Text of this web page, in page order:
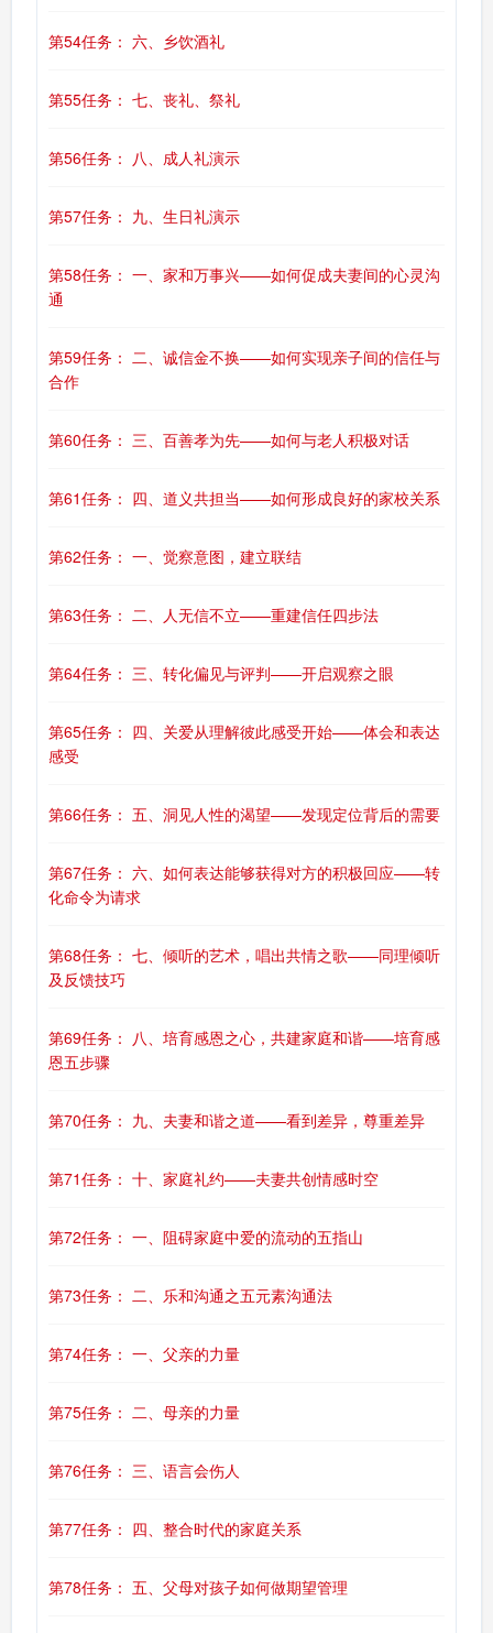
第54任务： 六、乡饮酒礼
第55任务： 七、丧礼、祭礼
第56任务： 八、成人礼演示
第57任务： 九、生日礼演示
第58任务： 一、家和万事兴——如何促成夫妻间的心灵沟
通
第59任务： 二、诚信金不换——如何实现亲子间的信任与
合作
第60任务： 三、百善孝为先——如何与老人积极对话
第61任务： 四、道义共担当——如何形成良好的家校关系
第62任务： 一、觉察意图，建立联结
第63任务： 二、人无信不立——重建信任四步法
第64任务： 三、转化偏见与评判——开启观察之眼
第65任务： 四、关爱从理解彼此感受开始——体会和表达
感受
第66任务： 五、洞见人性的渴望——发现定位背后的需要
第67任务： 六、如何表达能够获得对方的积极回应——转
化命令为请求
第68任务： 七、倾听的艺术，唱出共情之歌——同理倾听
及反馈技巧
第69任务： 八、培育感恩之心，共建家庭和谐——培育感
恩五步骤
第70任务： 九、夫妻和谐之道——看到差异，尊重差异
第71任务： 十、家庭礼约——夫妻共创情感时空
第72任务： 一、阻碍家庭中爱的流动的五指山
第73任务： 二、乐和沟通之五元素沟通法
第74任务： 一、父亲的力量
第75任务： 二、母亲的力量
第76任务： 三、语言会伤人
第77任务： 四、整合时代的家庭关系
第78任务： 五、父母对孩子如何做期望管理